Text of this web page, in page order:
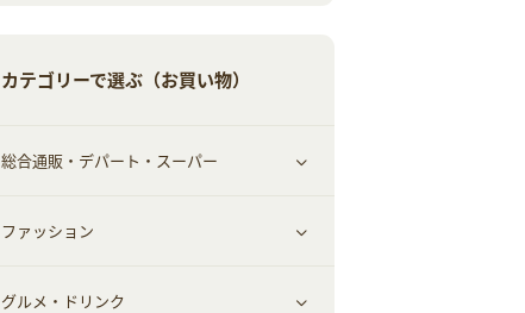
カテゴリーで選ぶ（お買い物）
総合通販・デパート・スーパー
すべて見る
総合通販
ファッション
すべて見る
グルメ・ドリンク